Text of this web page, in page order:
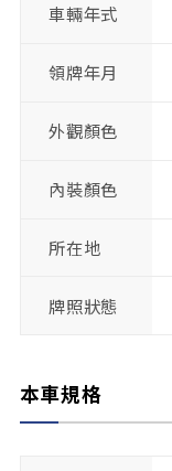
車輛年式
領牌年月
外觀顏色
內裝顏色
所在地
牌照狀態
本車規格